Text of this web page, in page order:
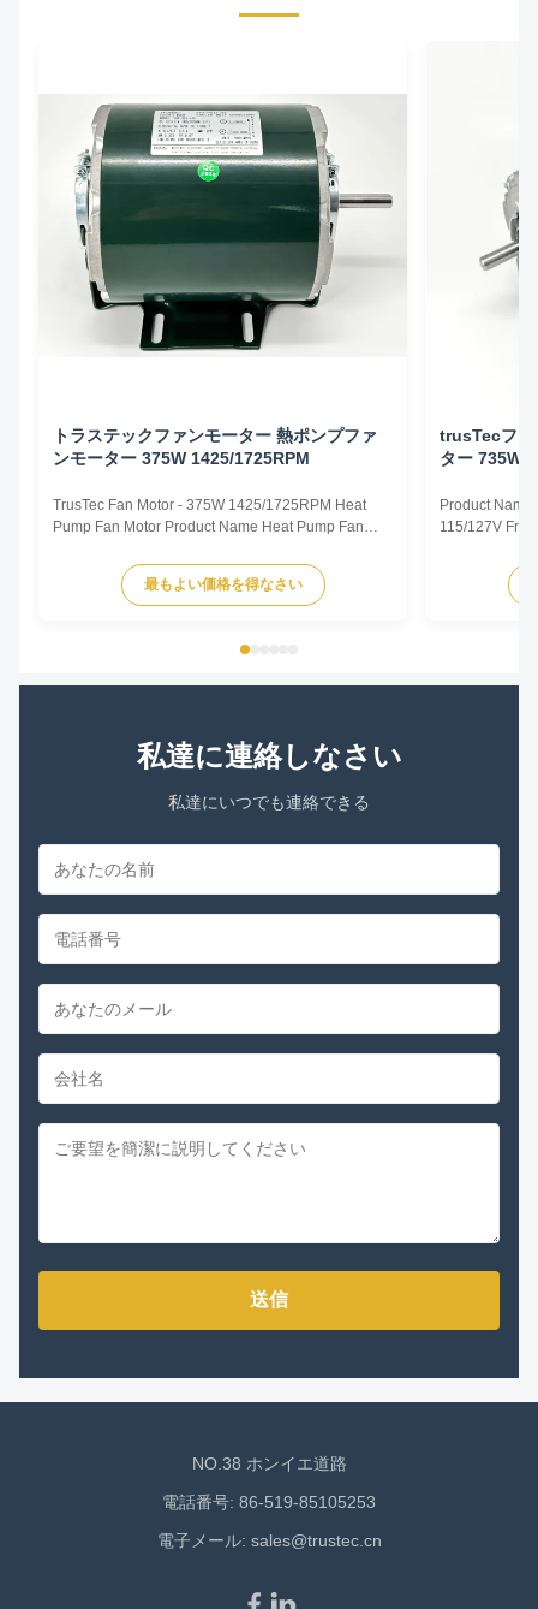
トラステックファンモーター 熱ポンプファ
ンモーター 375W 1425/1725RPM
TrusTec Fan Motor - 375W 1425/1725RPM Heat
Pump Fan Motor Product Name Heat Pump Fan
Power 375W Pole 4P AMPS 8.1/6.5 Speed
1425/1725RPM Insulation Class CL.B Capacitor /
最もよい価格を得なさい
trusTecファ
ター 735W
Product
115/127V
Insulation
Other
私達に連絡しなさい
私達にいつでも連絡できる
送信
NO.38 ホンイエ道路
電話番号: 86-519-85105253
電子メール: sales@trustec.cn